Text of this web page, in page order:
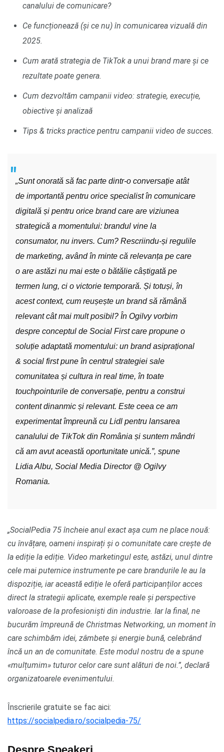
canalului de comunicare?
Ce funcționează (și ce nu) în comunicarea vizuală din
2025.
Cum arată strategia de TikTok a unui brand mare și ce
rezultate poate genera.
Cum dezvoltăm campanii video: strategie, execuție,
obiective și analizaă
Tips & tricks practice pentru campanii video de succes.
„Sunt onorată să fac parte dintr-o conversație atât
de importantă pentru orice specialist în comunicare
digitală și pentru orice brand care are viziunea
strategică a momentului: brandul vine la
consumator, nu invers. Cum? Rescriindu-și regulile
de marketing, având în minte că relevanța pe care
o are astăzi nu mai este o bătălie câștigată pe
termen lung, ci o victorie temporară. Și totuși, în
acest context, cum reușește un brand să rămână
relevant cât mai mult posibil? În Ogilvy vorbim
despre conceptul de Social First care propune o
soluție adaptată momentului: un brand asiprațional
& social first pune în centrul strategiei sale
comunitatea și cultura in real time, în toate
touchpointurile de conversație, pentru a construi
content dinanmic și relevant. Este ceea ce am
experimentat împreună cu Lidl pentru lansarea
canalului de TikTok din România și suntem mândri
că am avut această oportunitate unică.”, spune
Lidia Albu, Social Media Director @ Ogilvy
Romania.
„SocialPedia 75 încheie anul exact așa cum ne place nouă:
cu învățare, oameni inspirați și o comunitate care crește de
la ediție la ediție. Video marketingul este, astăzi, unul dintre
cele mai puternice instrumente pe care brandurile le au la
dispoziție, iar această ediție le oferă participanților acces
direct la strategii aplicate, exemple reale și perspective
valoroase de la profesioniști din industrie. Iar la final, ne
bucurăm împreună de Christmas Networking, un moment în
care schimbăm idei, zâmbete și energie bună, celebrând
încă un an de comunitate. Este modul nostru de a spune
«mulțumim» tuturor celor care sunt alături de noi.”, declară
organizatoarele evenimentului.
Înscrierile gratuite se fac aici:
https://socialpedia.ro/socialpedia-75/